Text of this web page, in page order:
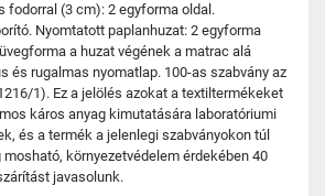
fodorral (3 cm): 2 egyforma oldal.
Nyomtatott paplanhuzat: 2 egyforma
a huzat végének a matrac alá
és rugalmas nyomatlap. 100-as szabvány az
1). Ez a jelölés azokat a textiltermékeket
káros anyag kimutatására laboratóriumi
és a termék a jelenlegi szabványokon túl
mosható, környezetvédelem érdekében 40
javasolunk.